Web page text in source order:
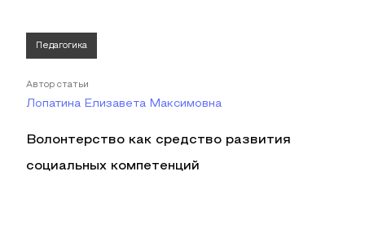
Педагогика
Автор статьи
Лопатина Елизавета Максимовна
Волонтерство как средство развития
социальных компетенций